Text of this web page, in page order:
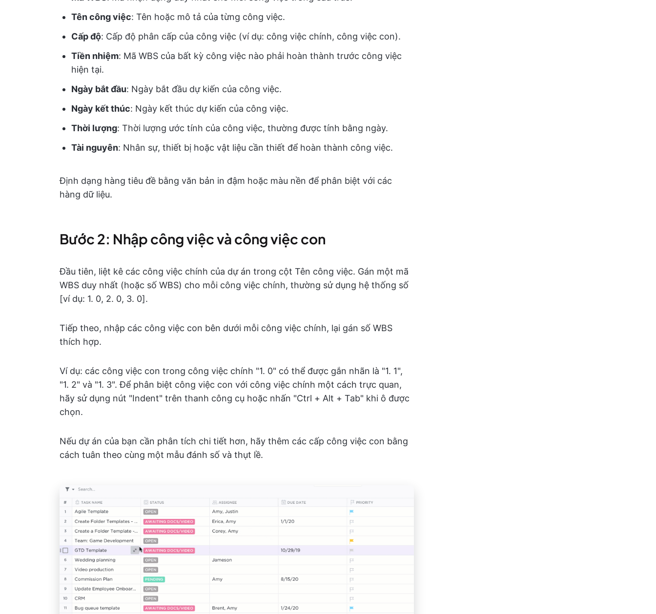
Tên công việc: Tên hoặc mô tả của từng công việc.
Cấp độ: Cấp độ phân cấp của công việc (ví dụ: công việc chính, công việc con).
Tiền nhiệm: Mã WBS của bất kỳ công việc nào phải hoàn thành trước công việc
hiện tại.
Ngày bắt đầu: Ngày bắt đầu dự kiến của công việc.
Ngày kết thúc: Ngày kết thúc dự kiến của công việc.
Thời lượng: Thời lượng ước tính của công việc, thường được tính bằng ngày.
Tài nguyên: Nhân sự, thiết bị hoặc vật liệu cần thiết để hoàn thành công việc.
Định dạng hàng tiêu đề bằng văn bản in đậm hoặc màu nền để phân biệt với các
hàng dữ liệu.
Bước 2: Nhập công việc và công việc con
Đầu tiên, liệt kê các công việc chính của dự án trong cột Tên công việc. Gán một mã
WBS duy nhất (hoặc số WBS) cho mỗi công việc chính, thường sử dụng hệ thống số
[ví dụ: 1. 0, 2. 0, 3. 0].
Tiếp theo, nhập các công việc con bên dưới mỗi công việc chính, lại gán số WBS
thích hợp.
Ví dụ: các công việc con trong công việc chính "1. 0" có thể được gắn nhãn là "1. 1",
"1. 2" và "1. 3". Để phân biệt công việc con với công việc chính một cách trực quan,
hãy sử dụng nút "Indent" trên thanh công cụ hoặc nhấn "Ctrl + Alt + Tab" khi ô được
chọn.
Nếu dự án của bạn cần phân tích chi tiết hơn, hãy thêm các cấp công việc con bằng
cách tuân theo cùng một mẫu đánh số và thụt lề.